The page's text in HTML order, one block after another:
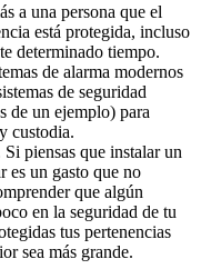
a una persona que el
está protegida, incluso
determinado tiempo.
de alarma modernos
de seguridad
de un ejemplo) para
custodia.
piensas que instalar un
es un gasto que no
que algún
en la seguridad de tu
tus pertenencias
sea más grande.